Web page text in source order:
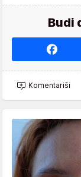
Budi
Komentariši